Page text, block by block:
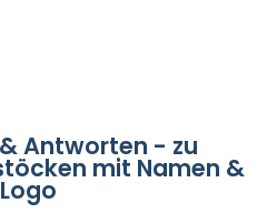
Antworten - zu
mit Namen &
Logo